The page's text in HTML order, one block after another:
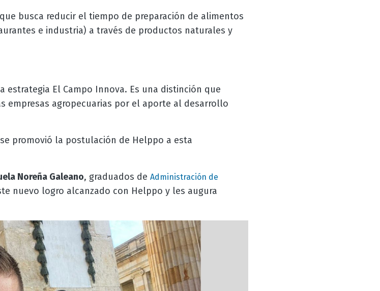
busca reducir el tiempo de preparación de alimentos
e industria) a través de productos naturales y
estrategia El Campo Innova. Es una distinción que
empresas agropecuarias por el aporte al desarrollo
promovió la postulación de Helppo a esta
Noreña Galeano, graduados de Administración de
nuevo logro alcanzado con Helppo y les augura